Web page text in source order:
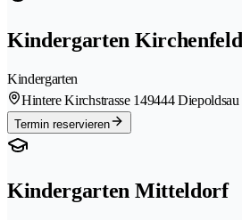
Kindergarten
Kindergarten
Hintere Kirchstrasse 149444 Diepoldsau
Termin reservieren
Kindergarten Mitteldorf